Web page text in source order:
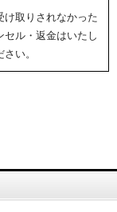
け取りされなかった
ル・返金はいたし
い。